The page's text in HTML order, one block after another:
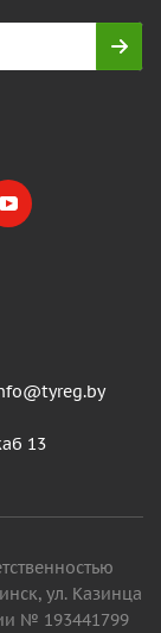
13
ул. Казинца
№ 193441799